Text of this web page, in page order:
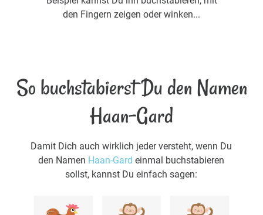
den Fingern zeigen oder winken...
So buchstabierst Du den Namen
Haan-Gard
Damit Dich auch wirklich jeder versteht, wenn Du
den Namen Haan-Gard einmal buchstabieren
sollst, kannst Du einfach sagen: